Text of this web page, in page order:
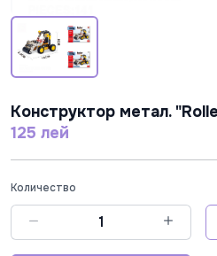
Конструктор метал.
125 лей
Количество